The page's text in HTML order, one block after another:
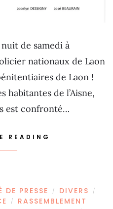
nuit de samedi à
nationaux de Laon
de Laon !
habitantes de l’Aisne,
est confronté…
READING
PRESSE / DIVERS /
/
RASSEMBLEMENT